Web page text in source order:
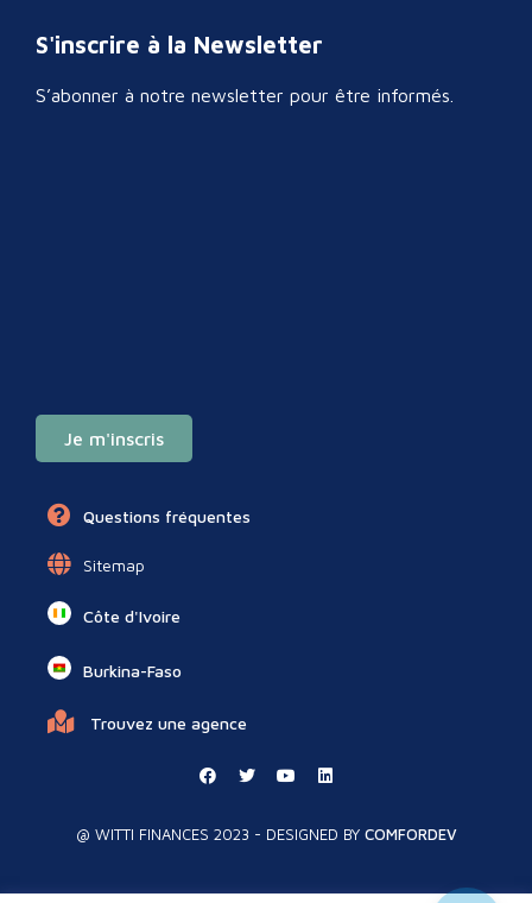
S'inscrire à la Newsletter
S’abonner à notre newsletter pour être informés.
Je m'inscris
Questions fréquentes
Sitemap
Côte d'Ivoire
Burkina-Faso
Trouvez une agence
@ WITTI FINANCES 2023 - DESIGNED BY COMFORDEV